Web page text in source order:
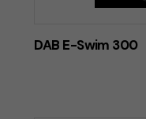
DAB E-Swim 300